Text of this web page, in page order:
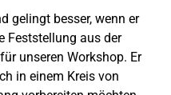
gelingt besser, wenn er
Feststellung aus der
unseren Workshop. Er
in einem Kreis von